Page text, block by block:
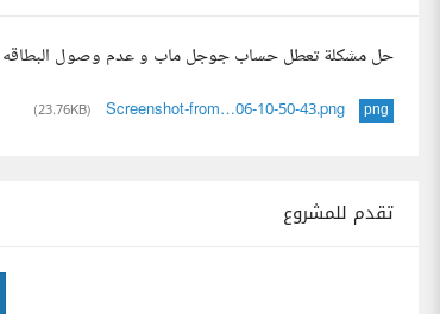
حل مشكلة تعطل حساب جوجل ماب و عدم وصول البطاقه
png
Screenshot-from…06-10-50-43.png
(23.76KB)
تقدم للمشروع